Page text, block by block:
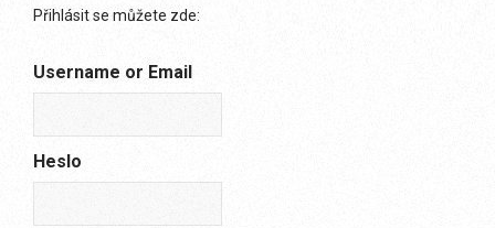
Přihlásit se můžete zde:
Username or Email
Heslo